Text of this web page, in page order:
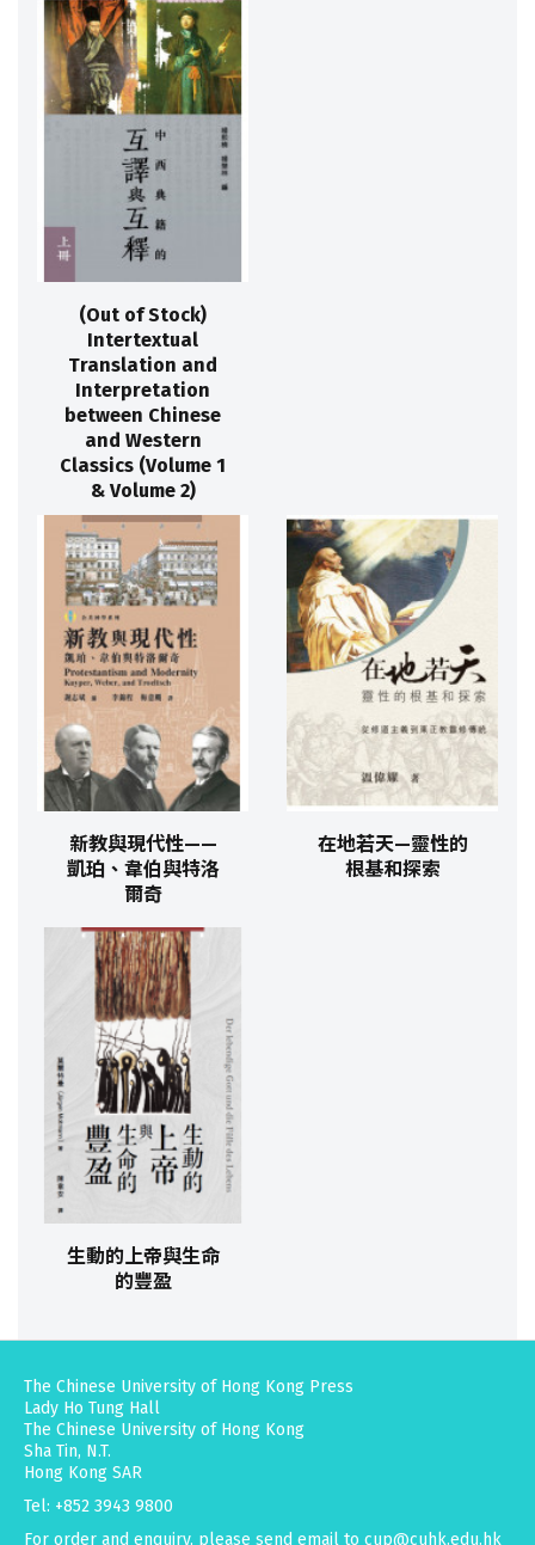
(Out of Stock)
Intertextual
Translation and
Interpretation
between Chinese
and Western
Classics (Volume 1
& Volume 2)
新教與現代性——
凱珀、韋伯與特洛
爾奇
在地若天—靈性的
根基和探索
生動的上帝與生命
的豐盈
The Chinese University of Hong Kong Press
Lady Ho Tung Hall
The Chinese University of Hong Kong
Sha Tin, N.T.
Hong Kong SAR
Tel: +852 3943 9800
For order and enquiry, please send email to cup@cuhk.edu.hk